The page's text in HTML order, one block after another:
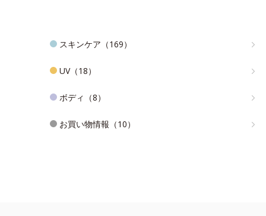
スキンケア（169）
UV（18）
ボディ（8）
お買い物情報（10）